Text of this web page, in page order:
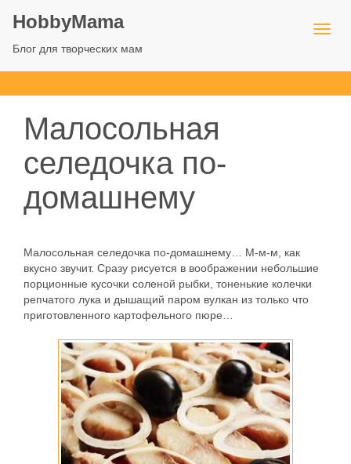
HobbyMama
Блог для творческих мам
Малосольная
селедочка по-
домашнему
Малосольная селедочка по-домашнему… М-м-м, как
вкусно звучит. Сразу рисуется в воображении небольшие
порционные кусочки соленой рыбки, тоненькие колечки
репчатого лука и дышащий паром вулкан из только что
приготовленного картофельного пюре…